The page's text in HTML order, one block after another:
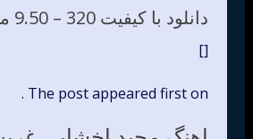
دانلود با کیفیت 320 – 9.50 مگابایت
[]
The post appeared first on .